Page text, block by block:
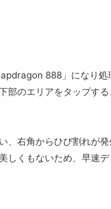
888」になり処
部のエリアをタップす
右角からひび割れが発
しくもないため、早速